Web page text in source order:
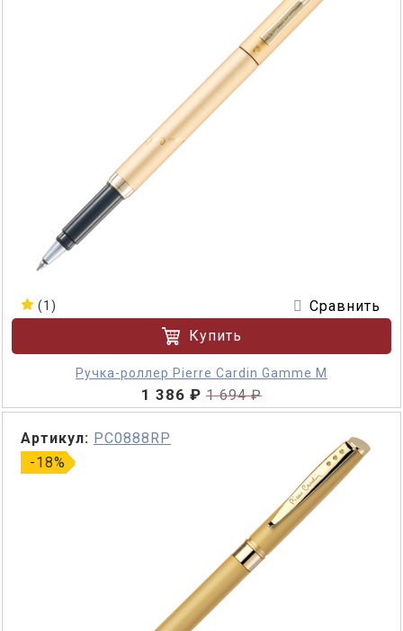
(1)
Сравнить
Купить
Ручка-роллер Pierre Cardin Gamme M
1 386 ₽ 1 694 ₽
-18%
Артикул: PC0888RP